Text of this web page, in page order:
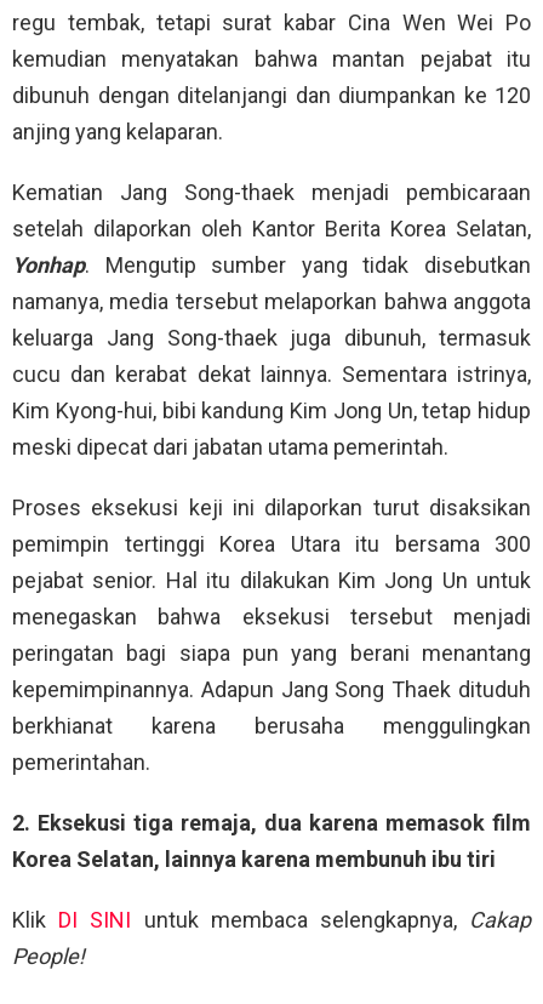
regu tembak, tetapi surat kabar Cina Wen Wei Po
kemudian menyatakan bahwa mantan pejabat itu
dibunuh dengan ditelanjangi dan diumpankan ke 120
anjing yang kelaparan.
Kematian Jang Song-thaek menjadi pembicaraan
setelah dilaporkan oleh Kantor Berita Korea Selatan,
Yonhap. Mengutip sumber yang tidak disebutkan
namanya, media tersebut melaporkan bahwa anggota
keluarga Jang Song-thaek juga dibunuh, termasuk
cucu dan kerabat dekat lainnya. Sementara istrinya,
Kim Kyong-hui, bibi kandung Kim Jong Un, tetap hidup
meski dipecat dari jabatan utama pemerintah.
Proses eksekusi keji ini dilaporkan turut disaksikan
pemimpin tertinggi Korea Utara itu bersama 300
pejabat senior. Hal itu dilakukan Kim Jong Un untuk
menegaskan bahwa eksekusi tersebut menjadi
peringatan bagi siapa pun yang berani menantang
kepemimpinannya. Adapun Jang Song Thaek dituduh
berkhianat karena berusaha menggulingkan
pemerintahan.
2. Eksekusi tiga remaja, dua karena memasok film
Korea Selatan, lainnya karena membunuh ibu tiri
Klik DI SINI untuk membaca selengkapnya, Cakap
People!